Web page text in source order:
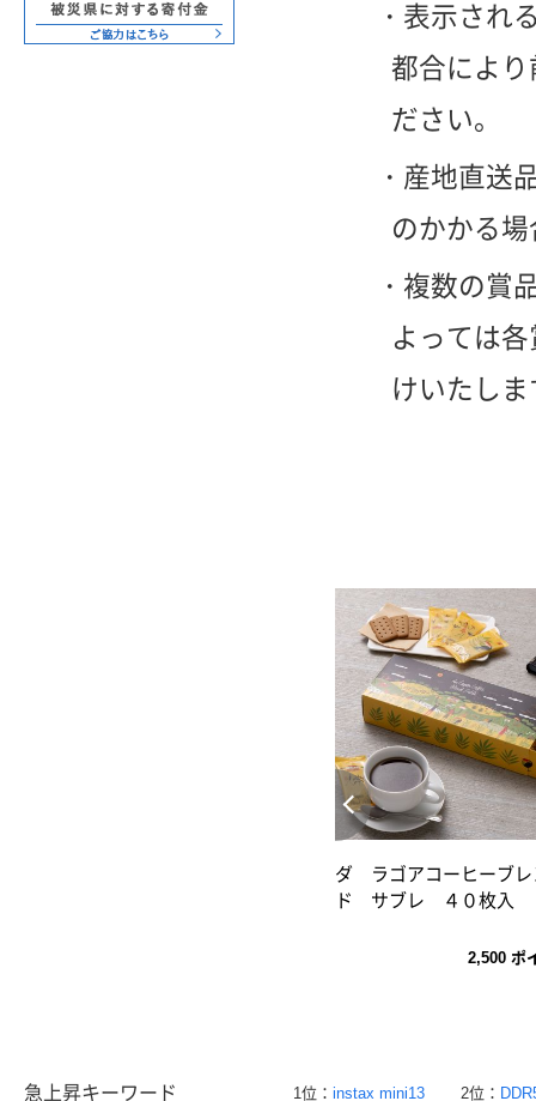
表示され
都合によ
ださい。
産地直送
のかかる
複数の賞
よっては
けいたしま
ダ ラゴアコーヒーブレ
ド サブレ ４０枚入
2,500 ポ
急上昇キーワード 1位： instax mini13 2位：